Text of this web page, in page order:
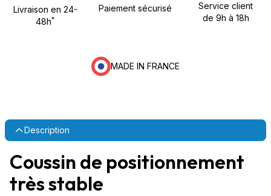
Livraison en 24-
48h*
Paiement sécurisé
Service client
de 9h à 18h
MADE IN FRANCE
Description
Coussin de positionnement
très stable